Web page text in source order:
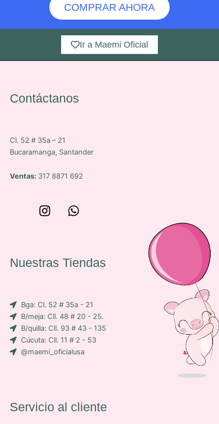
COMPRAR AHORA
Ir a Maemi Oficial
Contáctanos
Cl. 52 # 35a – 21
Bucaramanga, Santander
Ventas: 317 8871 692
e
p
c
o
n
-
f
b
I
a
g
m
W
s
a
Nuestras Tiendas
Bga: Cl. 52 # 35a - 21
B/meja: Cll. 48 # 20 - 25.
B/quilla: Cll. 93 # 43 - 135
Cúcuta: Cll. 11 # 2 - 53
@maemi_oficialusa
Servicio al cliente